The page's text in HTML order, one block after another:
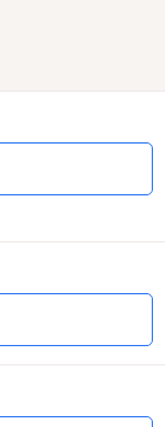
入！』